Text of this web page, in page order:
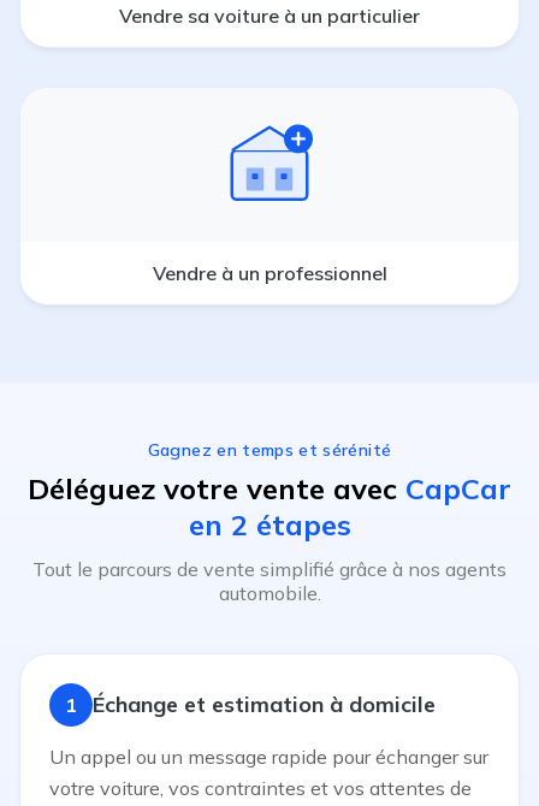
Vendre sa voiture à un particulier
Vendre à un professionnel
Gagnez en temps et sérénité
Déléguez votre vente avec CapCar
en 2 étapes
Tout le parcours de vente simplifié grâce à nos agents
automobile.
1 Échange et estimation à domicile
Un appel ou un message rapide pour échanger sur
votre voiture, vos contraintes et vos attentes de